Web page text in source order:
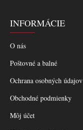
INFORMÁCIE
O nás
Poštovné a balné
Ochrana osobných údajov
Obchodné podmienky
Môj účet